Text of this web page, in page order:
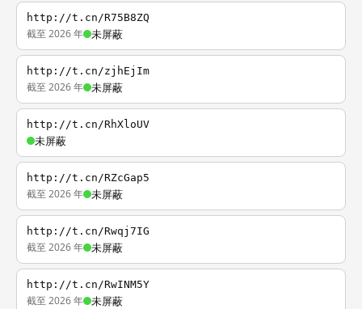
http://t.cn/R75B8ZQ
截至 2026 年 未屏蔽
http://t.cn/zjhEjIm
截至 2026 年 未屏蔽
http://t.cn/RhXloUV
未屏蔽
http://t.cn/RZcGap5
截至 2026 年 未屏蔽
http://t.cn/Rwqj7IG
截至 2026 年 未屏蔽
http://t.cn/RwINM5Y
截至 2026 年 未屏蔽